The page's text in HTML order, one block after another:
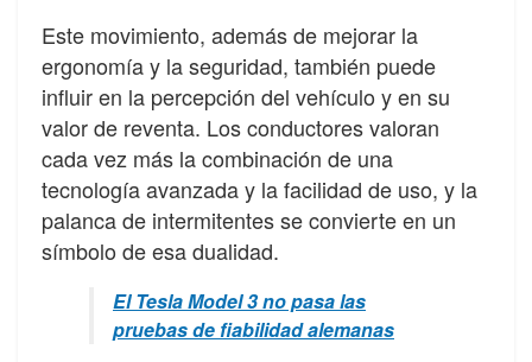
Este movimiento, además de mejorar la
ergonomía y la seguridad, también puede
influir en la percepción del vehículo y en su
valor de reventa. Los conductores valoran
cada vez más la combinación de una
tecnología avanzada y la facilidad de uso, y la
palanca de intermitentes se convierte en un
símbolo de esa dualidad.
El Tesla Model 3 no pasa las
pruebas de fiabilidad alemanas